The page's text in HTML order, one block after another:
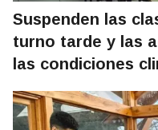
Suspenden las
turno tarde y las
las condiciones